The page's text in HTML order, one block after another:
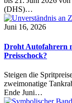
(DHS)…
Juni 16, 2026
Droht Autofahrern
Preisschock?
Steigen die
zweimonatige
Ende Juni…